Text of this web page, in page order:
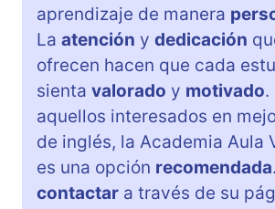
aprendizaje de manera
La atención y dedicación
ofrecen hacen que cada
sienta valorado y motivado.
aquellos interesados en
de inglés, la Academia Aula
es una opción recomendada
contactar a través de su